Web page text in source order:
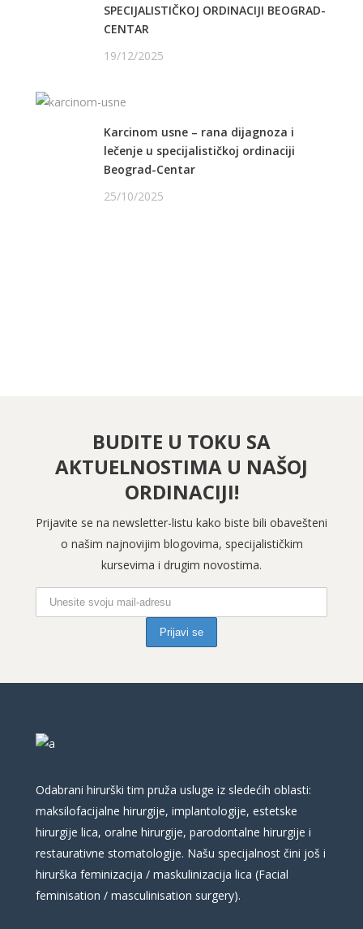
SPECIJALISTIČKOJ ORDINACIJI BEOGRAD-
CENTAR
19/12/2025
Karcinom usne – rana dijagnoza i
lečenje u specijalističkoj ordinaciji
Beograd-Centar
25/10/2025
BUDITE U TOKU SA
AKTUELNOSTIMA U NAŠOJ
ORDINACIJI!
Prijavite se na newsletter-listu kako biste bili obavešteni
o našim najnovijim blogovima, specijalističkim
kursevima i drugim novostima.
Odabrani hirurški tim pruža usluge iz sledećih oblasti:
maksilofacijalne hirurgije, implantologije, estetske
hirurgije lica, oralne hirurgije, parodontalne hirurgije i
restaurativne stomatologije. Našu specijalnost čini još i
hirurška feminizacija / maskulinizacija lica (Facial
feminisation / masculinisation surgery).